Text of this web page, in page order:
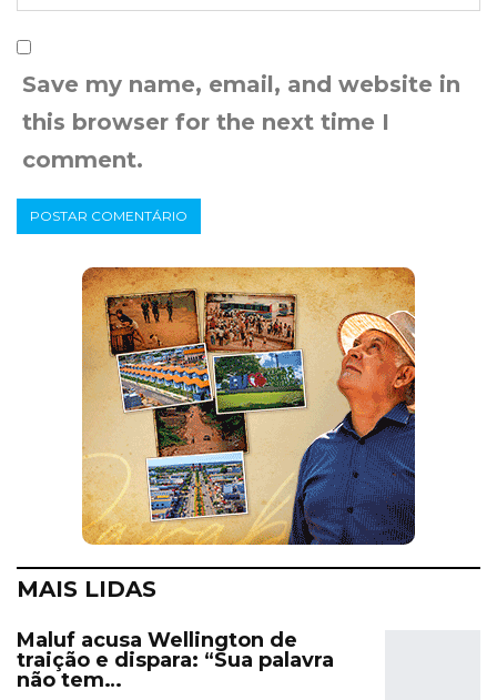
Save my name, email, and website in
this browser for the next time I
comment.
MAIS LIDAS
Maluf acusa Wellington de
traição e dispara: “Sua palavra
não tem…